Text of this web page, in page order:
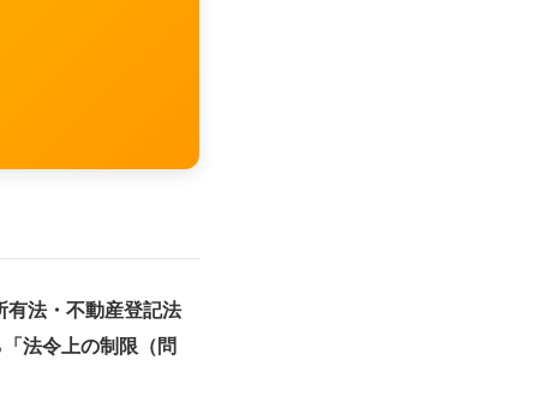
法・不動産登記法
「法令上の制限（問